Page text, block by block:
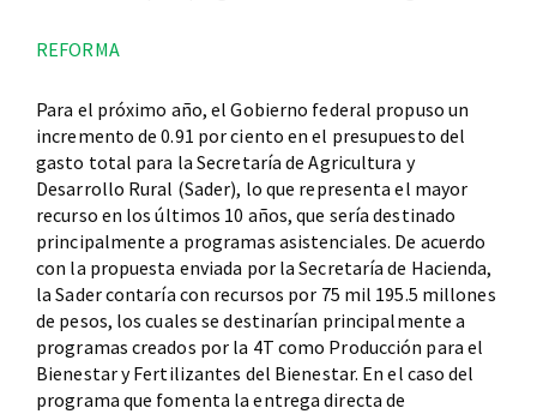
REFORMA
Para el próximo año, el Gobierno federal propuso un
incremento de 0.91 por ciento en el presupuesto del
gasto total para la Secretaría de Agricultura y
Desarrollo Rural (Sader), lo que representa el mayor
recurso en los últimos 10 años, que sería destinado
principalmente a programas asistenciales. De acuerdo
con la propuesta enviada por la Secretaría de Hacienda,
la Sader contaría con recursos por 75 mil 195.5 millones
de pesos, los cuales se destinarían principalmente a
programas creados por la 4T como Producción para el
Bienestar y Fertilizantes del Bienestar. En el caso del
programa que fomenta la entrega directa de